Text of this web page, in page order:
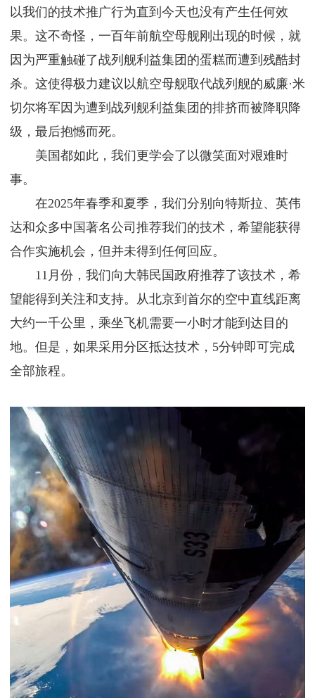
以我们的技术推广行为直到今天也没有产生任何效
果。这不奇怪，一百年前航空母舰刚出现的时候，就
因为严重触碰了战列舰利益集团的蛋糕而遭到残酷封
杀。这使得极力建议以航空母舰取代战列舰的威廉·米
切尔将军因为遭到战列舰利益集团的排挤而被降职降
级，最后抱憾而死。
美国都如此，我们更学会了以微笑面对艰难时
事。
在2025年春季和夏季，我们分别向特斯拉、英伟
达和众多中国著名公司推荐我们的技术，希望能获得
合作实施机会，但并未得到任何回应。
11月份，我们向大韩民国政府推荐了该技术，希
望能得到关注和支持。从北京到首尔的空中直线距离
大约一千公里，乘坐飞机需要一小时才能到达目的
地。但是，如果采用分区抵达技术，5分钟即可完成
全部旅程。